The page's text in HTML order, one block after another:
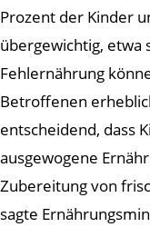
Prozent der Kinder
übergewichtig, etwa
Fehlernährung
Betroffenen
entscheidend, dass
ausgewogene
Zubereitung von
sagte